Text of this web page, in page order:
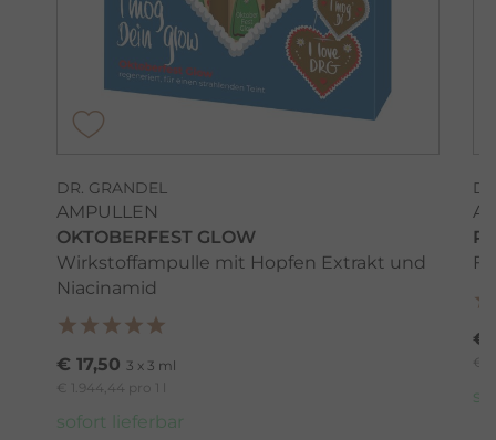
DR. GRANDEL
AMPULLEN
OKTOBERFEST GLOW
Wirkstoffampulle mit Hopfen Extrakt und
Niacinamid
€ 17,50 3 x 3 ml
€ 1.944,44 pro 1 l
sofort lieferbar
€
€